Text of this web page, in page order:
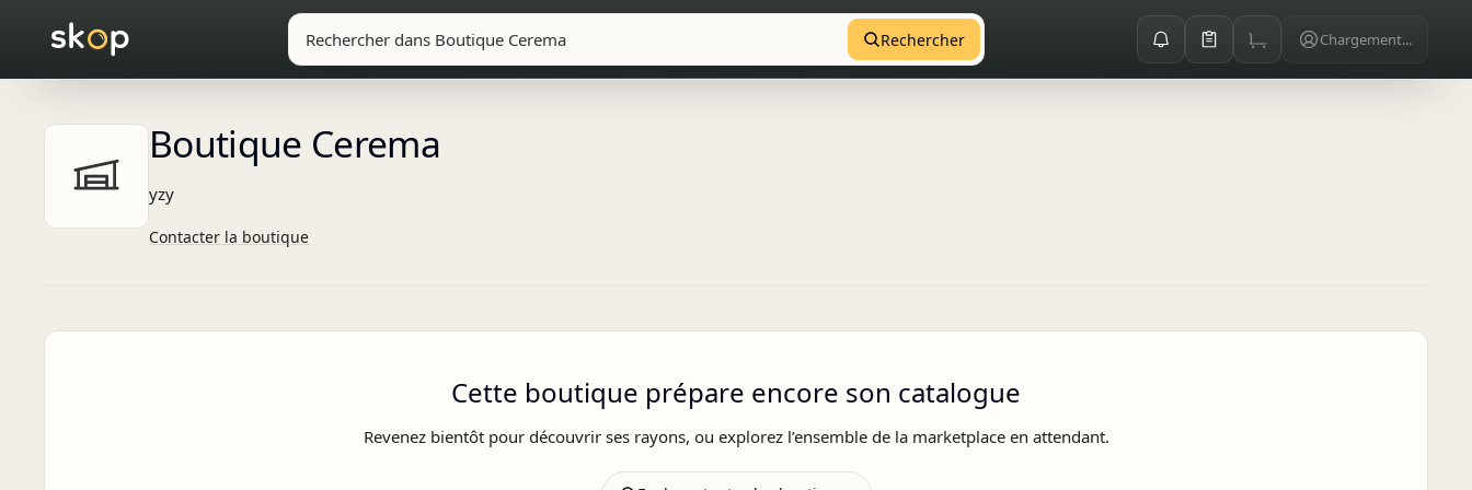
Rechercher Chargement...
Boutique Cerema
yzy
Contacter la boutique
Cette boutique prépare encore son catalogue
Revenez bientôt pour découvrir ses rayons, ou explorez l’ensemble de la marketplace en attendant.